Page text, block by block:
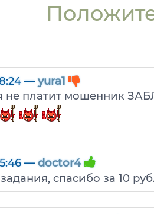
—yura1
не платит мошенник
—doctor4
спасибо за 10